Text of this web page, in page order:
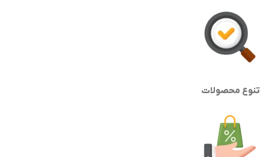
تنوع محصولات